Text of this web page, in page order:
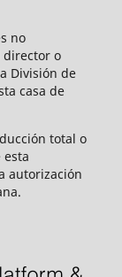
no
director o
División de
casa de
total o
esta
autorización